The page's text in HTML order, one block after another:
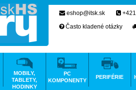
eshop@itsk.sk
Často kladené otázky
MOBILY,
TABLETY,
HODINKY
PC
KOMPONENTY
PERIFÉRIE